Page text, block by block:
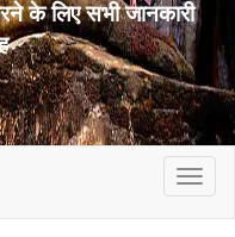
के लिए सभी जानकारी